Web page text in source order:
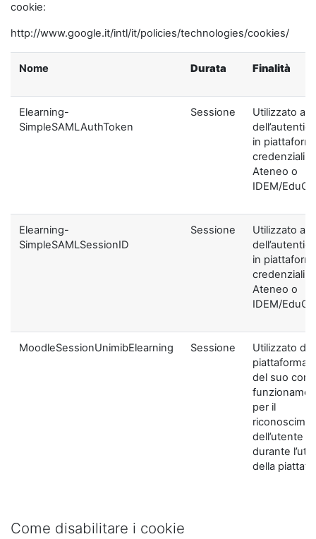
cookie:
http://www.google.it/intl/it/policies/technologies/cookies/
Nome Durata Finalità
Elearning-
SimpleSAMLAuthToken
Sessione
Utilizzato ai
in
credenziali di
Ateneo o
IDEM/
Elearning-
SimpleSAMLSessionID
Sessione
Utilizzato ai
in
credenziali di
Ateneo o
IDEM/
MoodleSessionUnimibElearning Sessione
Utilizzato
piattaforma
del suo
per il
dell’utente
durante
della
Come disabilitare i cookie